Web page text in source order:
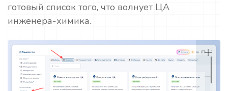
готовый список того, что волнует ЦА
инженера-химика.